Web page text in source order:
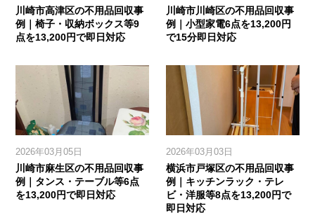
川崎市高津区の不用品回収事
例｜椅子・収納ボックス等9
点を13,200円で即日対応
川崎市川崎区の不用品回収事
例｜小型家電6点を13,200円
で15分即日対応
2026年03月05日
川崎市麻生区の不用品回収事
例｜タンス・テーブル等6点
を13,200円で即日対応
2026年03月03日
横浜市戸塚区の不用品回収事
例｜キッチンラック・テレ
ビ・洋服等8点を13,200円で
即日対応